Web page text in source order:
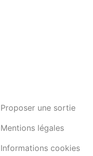
Proposer une sortie
Mentions légales
Informations cookies